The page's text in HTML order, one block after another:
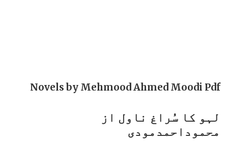
Novels by Mehmood Ahmed Moodi Pdf
لہو کا سُراغ ناول از
محموداحمدمودی